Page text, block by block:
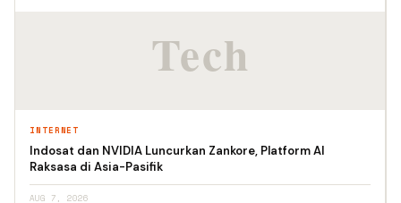
INTERNET
Indosat dan NVIDIA Luncurkan Zankore, Platform AI
Raksasa di Asia-Pasifik
AUG 7, 2026